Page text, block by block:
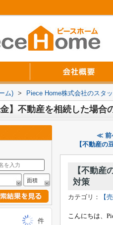
ム) > Piece Home株式会社のスタ
金】不動産を相続した場合
≪ 前
【不動産
【不動産
対策
カテゴリ：
【
こんにちは、
面積
件